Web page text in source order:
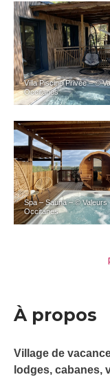
Villa Piscine Privée – ©
Occitanes
Spa – Sauna – © Valeurs
Occitanes
À propos
Village de
lodges, cabanes,